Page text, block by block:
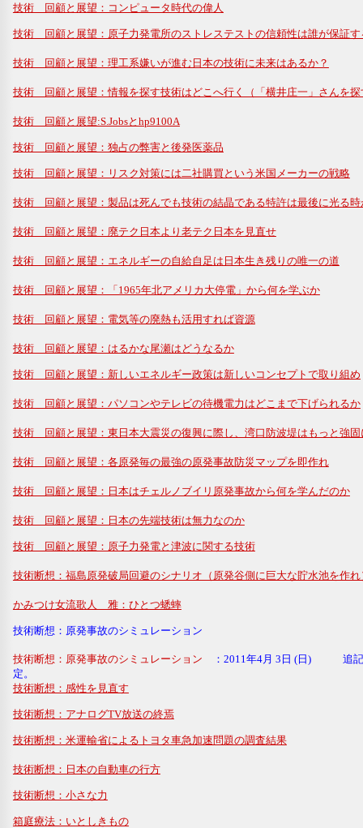
技術 回顧と展望：コンピュータ時代の偉人
技術 回顧と展望：原子力発電所のストレステストの信頼性は誰が保証す
技術 回顧と展望：理工系嫌いが進む日本の技術に未来はあるか？
技術 回顧と展望：情報を探す技術はどこへ行く（「横井庄一」さんを探
技術 回顧と展望:S.Jobsとhp9100A
技術 回顧と展望：独占の弊害と後発医薬品
技術 回顧と展望：リスク対策には二社購買という米国メーカーの戦略
技術 回顧と展望：製品は死んでも技術の結晶である特許は最後に光る時
技術 回顧と展望：廃テク日本より老テク日本を見直せ
技術 回顧と展望：エネルギーの自給自足は日本生き残りの唯一の道
技術 回顧と展望：「1965年北アメリカ大停電」から何を学ぶか
技術 回顧と展望：電気等の廃熱も活用すれば資源
技術 回顧と展望：はるかな尾瀬はどうなるか
技術 回顧と展望：新しいエネルギー政策は新しいコンセプトで取り組め
技術 回顧と展望：パソコンやテレビの待機電力はどこまで下げられるか
技術 回顧と展望：東日本大震災の復興に際し、湾口防波堤はもっと強固
技術 回顧と展望：各原発毎の最強の原発事故防災マップを即作れ
技術 回顧と展望：日本はチェルノブイリ原発事故から何を学んだのか
技術 回顧と展望：日本の先端技術は無力なのか
技術 回顧と展望：原子力発電と津波に関する技術
技術断想：福島原発破局回避のシナリオ（原発谷側に巨大な貯水池を作れ
かみつけ女流歌人 雅：ひとつ蟋蟀
技術断想：原発事故のシミュレーション
技術断想：原発事故のシミュレーション ：2011年4月 3日 (日) 追記
技術断想：感性を見直す
技術断想：アナログTV放送の終焉
技術断想：米運輸省によるトヨタ車急加速問題の調査結果
技術断想：日本の自動車の行方
技術断想：小さな力
箱庭療法：いとしきもの